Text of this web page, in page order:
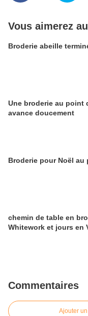
Vous aimerez
Broderie abeille
Une broderie au point
avance doucement
Broderie pour Noël au
chemin de table en broderie Frisian
Whitework et jours en
Commentaires
Ajouter